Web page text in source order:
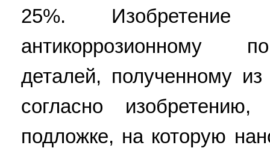
25%.
антикоррозионному
деталей, полученному
согласно
подложке, на которую